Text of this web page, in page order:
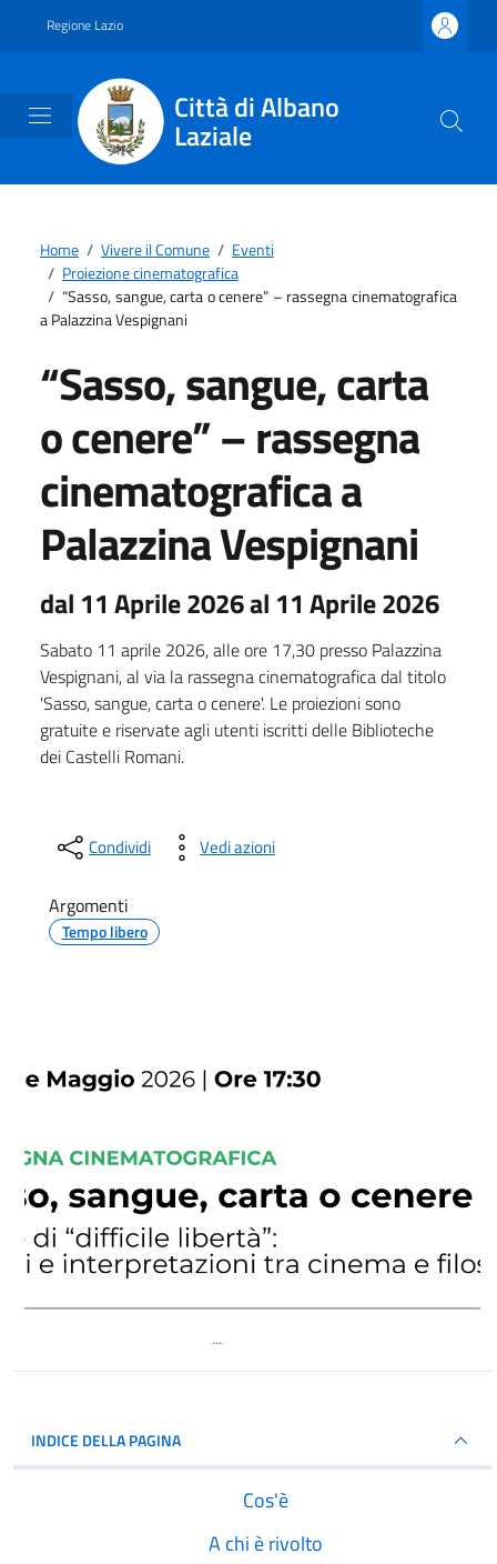
Regione Lazio
Città di Albano
Laziale
Home / Vivere il Comune / Eventi
/ Proiezione cinematografica
/ “Sasso, sangue, carta o cenere” – rassegna cinematografica
a Palazzina Vespignani
“Sasso, sangue, carta
o cenere” – rassegna
cinematografica a
Palazzina Vespignani
dal 11 Aprile 2026 al 11 Aprile 2026
Sabato 11 aprile 2026, alle ore 17,30 presso Palazzina
Vespignani, al via la rassegna cinematografica dal titolo
'Sasso, sangue, carta o cenere'. Le proiezioni sono
gratuite e riservate agli utenti iscritti delle Biblioteche
dei Castelli Romani.
Condividi Vedi azioni
Argomenti
Tempo libero
INDICE DELLA PAGINA
Cos'è
A chi è rivolto